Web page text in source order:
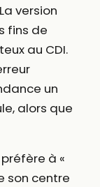
version
fins de
au CDI.
un
alors que
à «
son centre